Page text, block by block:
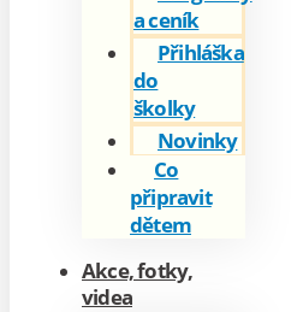
a ceník
Přihláška
do
školky
Novinky
Co
připravit
dětem
Akce, fotky,
videa